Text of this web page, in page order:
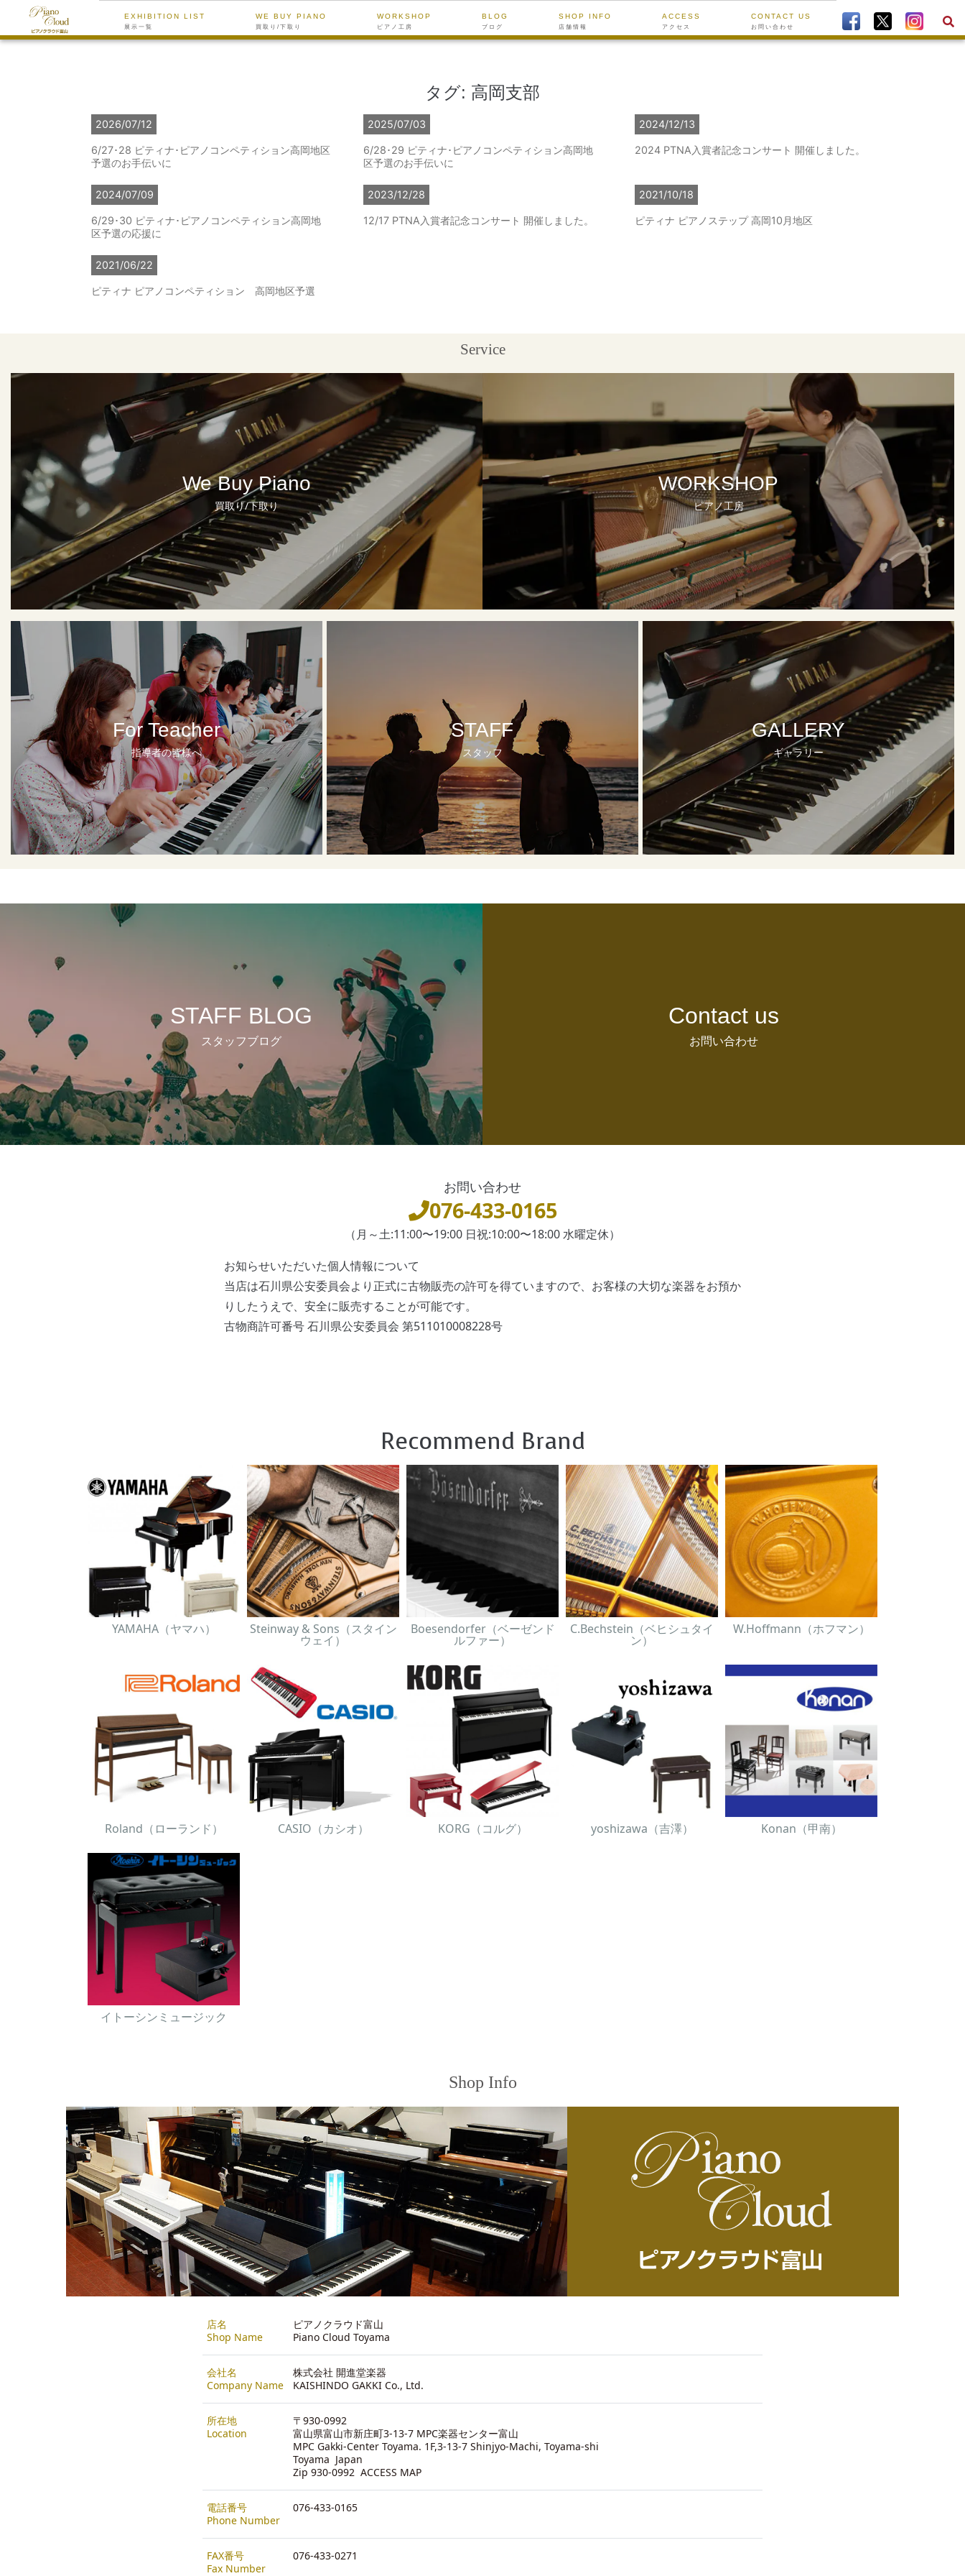
EXHIBITION LIST
展示一覧
WE BUY PIANO
買取り/下取り
WORKSHOP
ピアノ工房
BLOG
ブログ
SHOP INFO
店舗情報
ACCESS
アクセス
CONTACT US
お問い合わせ
タグ: 高岡支部
2026/07/12
6/27･28 ピティナ･ピアノコンペティション高岡地区
予選のお手伝いに
2025/07/03
6/28･29 ピティナ･ピアノコンペティション高岡地
区予選のお手伝いに
2024/12/13
2024 PTNA入賞者記念コンサート 開催しました。
2024/07/09
6/29･30 ピティナ･ピアノコンペティション高岡地
区予選の応援に
2023/12/28
12/17 PTNA入賞者記念コンサート 開催しました。
2021/10/18
ピティナ ピアノステップ 高岡10月地区
2021/06/22
ピティナ ピアノコンペティション 高岡地区予選
Service
We Buy Piano
買取り/下取り
WORKSHOP
ピアノ工房
For Teacher
指導者の皆様へ
STAFF
スタッフ
GALLERY
ギャラリー
STAFF BLOG
スタッフブログ
Contact us
お問い合わせ
お問い合わせ
076-433-0165
（月～土:11:00〜19:00 日祝:10:00〜18:00 水曜定休）
お知らせいただいた個人情報について
当店は石川県公安委員会より正式に古物販売の許可を得ていますので、お客様の大切な楽器をお預か
りしたうえで、安全に販売することが可能です。
古物商許可番号 石川県公安委員会 第511010008228号
Recommend Brand
YAMAHA（ヤマハ） Steinway & Sons（スタイン
ウェイ）
Boesendorfer（ベーゼンド
ルファー）
C.Bechstein（ベヒシュタイ
ン）
W.Hoffmann（ホフマン）
Roland（ローランド） CASIO（カシオ） KORG（コルグ） yoshizawa（吉澤） Konan（甲南）
イトーシンミュージック
Shop Info
店名
Shop Name
ピアノクラウド富山
Piano Cloud Toyama
会社名
Company Name
株式会社 開進堂楽器
KAISHINDO GAKKI Co., Ltd.
所在地
Location
〒930-0992
富山県富山市新庄町3-13-7 MPC楽器センター富山
MPC Gakki-Center Toyama. 1F,3-13-7 Shinjyo-Machi, Toyama-shi
Toyama Japan
Zip 930-0992 ACCESS MAP
電話番号
Phone Number
076-433-0165
FAX番号
Fax Number
076-433-0271